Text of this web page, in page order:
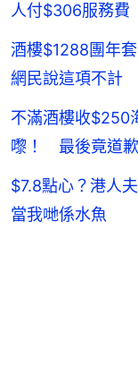
人付$306服務費
酒樓$1288團年
網民說這項不計
不滿酒樓收$250
嚟！ 最後竟道歉
$7.8點心？港人
當我哋係水魚